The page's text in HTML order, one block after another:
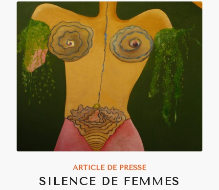
ARTICLE DE PRESSE
SILENCE DE FEMMES